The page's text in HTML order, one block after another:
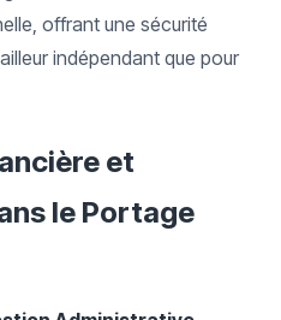
offrant une sécurité
indépendant que pour
et
le Portage